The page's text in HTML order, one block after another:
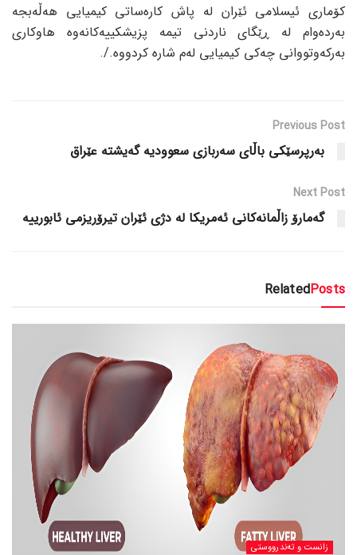
کۆماری ئیسلامی ئێران لە پاش کارەساتی کیمیایی هەڵەبجە
بەردەوام لە ڕێگای ناردنی تیمە پزیشکییەکانەوە هاوکاری
بەرکەوتووانی چەکی کیمیایی لەم شارە کردووە./.
Previous Post
بەرپرسێکی باڵای سەربازی سعوودیە گەیشتە عێراق
Next Post
گەمارۆ زاڵمانەکانی ئەمریکا لە دژی ئێران تیرۆریزمی ئابورییە
RelatedPosts
زانست و تەندرووستی